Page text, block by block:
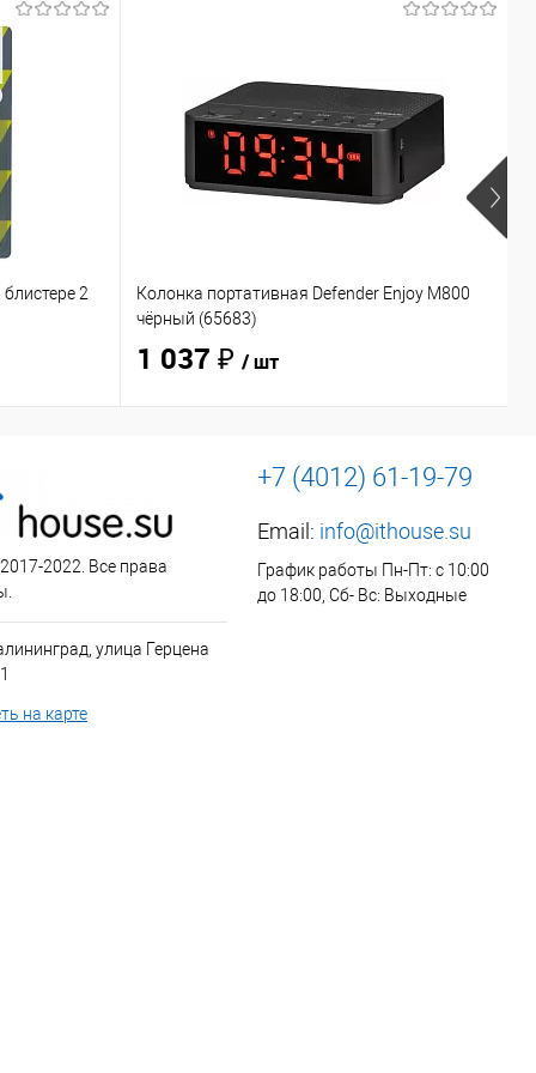
2
Колонка портативная Defender Enjoy M800
чёрный (65683)
1 037 ₽ / шт
2022. Все права
улица Герцена
на карте
+7 (4012) 61-19-79
Email: info@ithouse.su
График работы Пн-Пт: с 10:00
до 18:00, Сб- Вс: Выходные